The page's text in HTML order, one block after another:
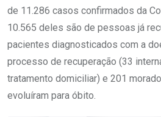
de 11.286 casos confirmados da
10.565 deles são de pessoas já
pacientes diagnosticados com a
processo de recuperação (33
tratamento domiciliar) e 201
evoluíram para óbito.